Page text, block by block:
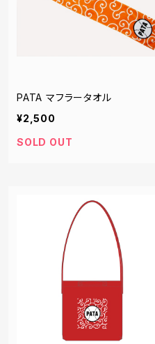
PATA マフラータオル
¥2,500
SOLD OUT